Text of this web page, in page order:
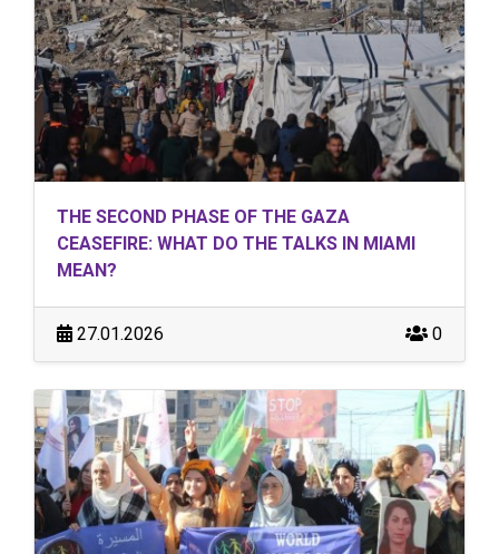
THE SECOND PHASE OF THE GAZA
CEASEFIRE: WHAT DO THE TALKS IN MIAMI
MEAN?
27.01.2026 0